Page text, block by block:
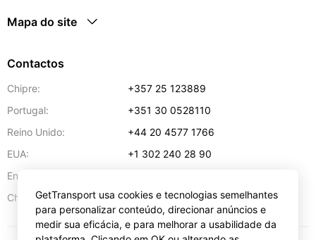
Mapa do site
Contactos
Chipre:
+357 25 123889
Portugal:
+351 30 0528110
Reino Unido:
+44 20 4577 1766
EUA:
+1 302 240 28 90
Endereço de e-mail:
Chipre:
57 Spyrou Kyprianou,Lárnaca 6051
GetTransport usa cookies e tecnologias semelhantes
para personalizar conteúdo, direcionar anúncios e
medir sua eficácia, e para melhorar a usabilidade da